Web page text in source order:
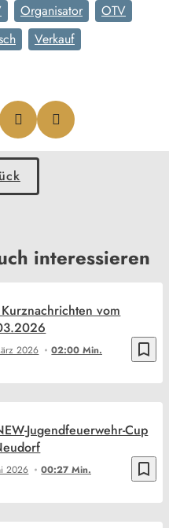
Organisator
OTV
Verkauf
interessieren
bookmark_border
2026 02:00 Min.
vom
bookmark_border
2026 00:27 Min.
Jugendfeuerwehr-Cup